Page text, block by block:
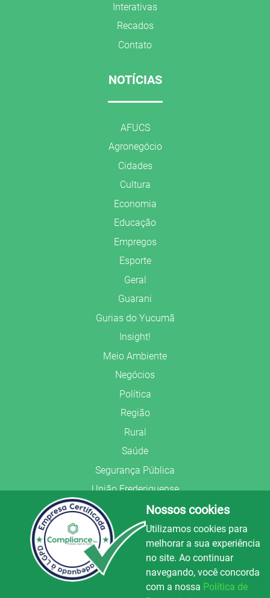
Interativas
Recados
Contato
NOTÍCIAS
AFUCS
Agronegócio
Cidades
Cultura
Economia
Educação
Empregos
Esporte
Geral
Guarani
Gurias do Yucumã
Insight!
Meio Ambiente
Negócios
Política
Região
Rural
Saúde
Segurança Pública
União Frederiquense
© Copyright 2022.LA+.
Todos os direitos reservados.
Preparado no
Nossos cookies
Utilizamos cookies para
melhorar a sua experiência
no site. Ao continuar
navegando, você concorda
com a nossa Política de